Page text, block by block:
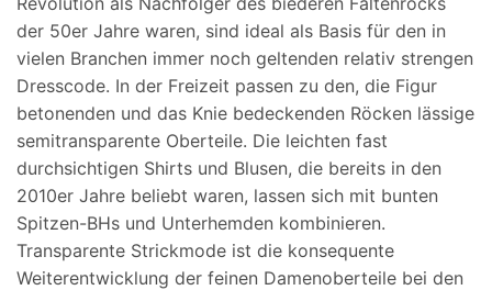
der 50er Jahre waren, sind ideal als Basis für den in
vielen Branchen immer noch geltenden relativ strengen
Dresscode. In der Freizeit passen zu den, die Figur
betonenden und das Knie bedeckenden Röcken lässige
semitransparente Oberteile. Die leichten fast
durchsichtigen Shirts und Blusen, die bereits in den
2010er Jahre beliebt waren, lassen sich mit bunten
Spitzen-BHs und Unterhemden kombinieren.
Transparente Strickmode ist die konsequente
Weiterentwicklung der feinen Damenoberteile bei den